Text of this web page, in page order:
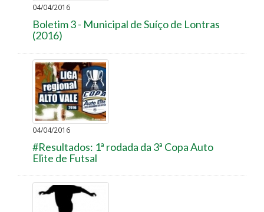
04/04/2016
Boletim 3 - Municipal de Suíço de Lontras
(2016)
04/04/2016
#Resultados: 1ª rodada da 3ª Copa Auto
Elite de Futsal